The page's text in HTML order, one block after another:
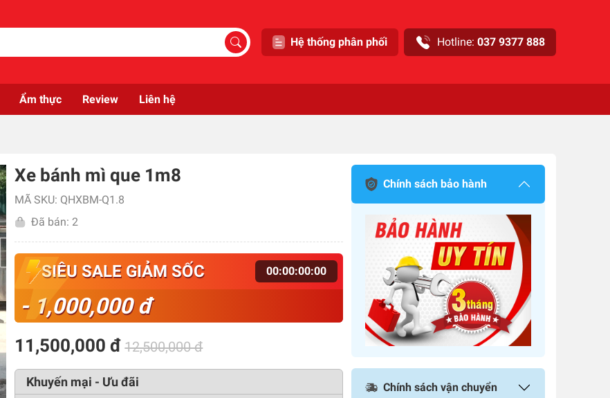
Hệ thống phân phối Hotline: 037 9377 888
Ẩm thực Review Liên hệ
Xe bánh mì que 1m8
MÃ SKU: QHXBM-Q1.8
Đã bán: 2
SIÊU SALE GIẢM SỐC 00:00:00:00
- 1,000,000 đ
11,500,000 đ 12,500,000 đ
Khuyến mại - Ưu đãi
Chính sách bảo hành
Chính sách vận chuyển